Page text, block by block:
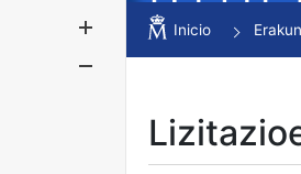
Erakutsi/
Inicio